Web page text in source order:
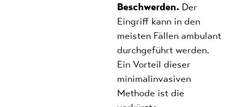
Beschwerden. Der
Eingriff kann in den
meisten Fällen ambulant
durchgeführt werden.
Ein Vorteil dieser
minimalinvasiven
Methode ist die